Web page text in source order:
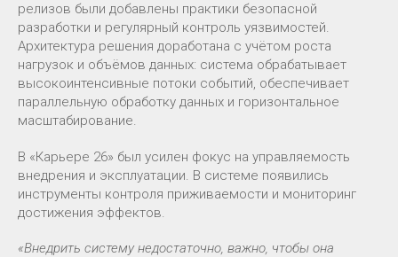
релизов были добавлены практики безопасной
разработки и регулярный контроль уязвимостей.
Архитектура решения доработана с учётом роста
нагрузок и объёмов данных: система обрабатывает
высокоинтенсивные потоки событий, обеспечивает
параллельную обработку данных и горизонтальное
масштабирование.
В «Карьере 26» был усилен фокус на управляемость
внедрения и эксплуатации. В системе появились
инструменты контроля приживаемости и мониторинг
достижения эффектов.
«Внедрить систему недостаточно, важно, чтобы она